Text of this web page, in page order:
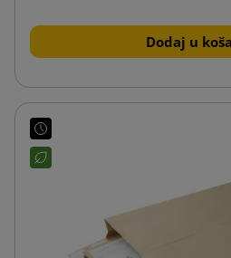
Dodaj u